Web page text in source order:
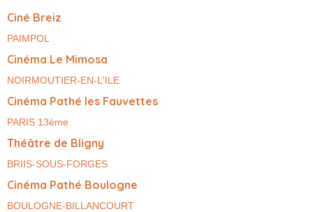
Ciné Breiz
PAIMPOL
Cinéma Le Mimosa
NOIRMOUTIER-EN-L'ILE
Cinéma Pathé les Fauvettes
PARIS 13ème
Théâtre de Bligny
BRIIS-SOUS-FORGES
Cinéma Pathé Boulogne
BOULOGNE-BILLANCOURT